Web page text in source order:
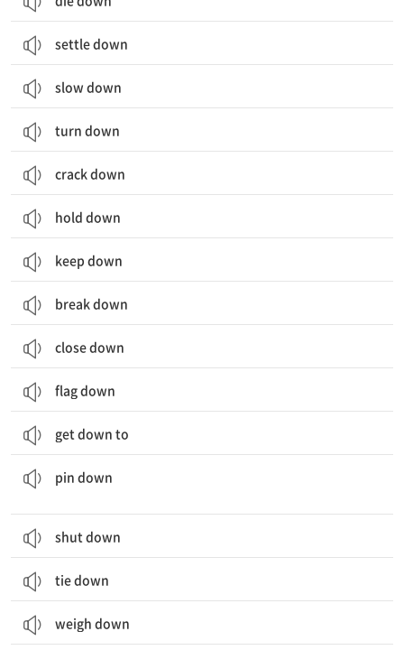
settle down
slow down
turn down
crack down
hold down
keep down
break down
close down
flag down
get down to
pin down
shut down
tie down
weigh down